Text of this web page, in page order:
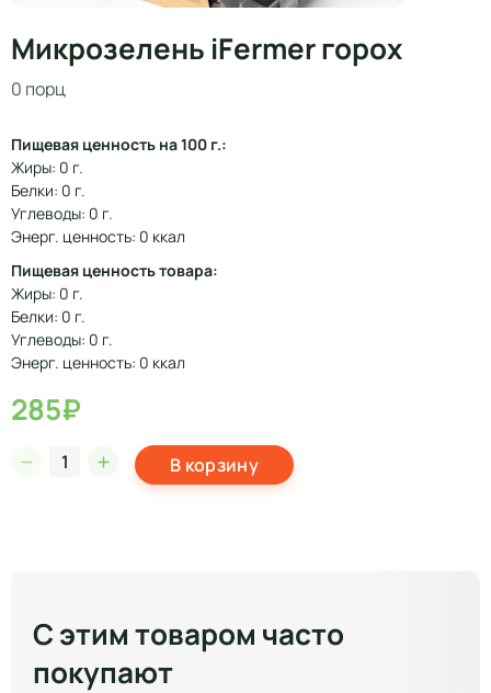
Микрозелень iFermer горох
0 порц
Пищевая ценность на 100 г.:
Жиры: 0 г.
Белки: 0 г.
Углеводы: 0 г.
Энерг. ценность: 0 ккал
Пищевая ценность товара:
Жиры: 0 г.
Белки: 0 г.
Углеводы: 0 г.
Энерг. ценность: 0 ккал
285₽
В корзину
С этим товаром часто
покупают